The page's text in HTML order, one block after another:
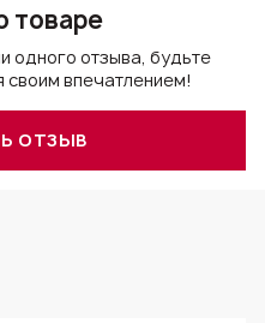
товаре
одного отзыва, будьте
своим впечатлением!
ОТЗЫВ